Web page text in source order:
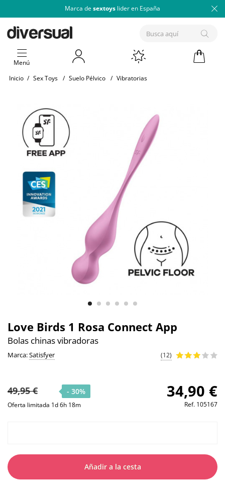
Marca de sextoys lider en España
Menú
Inicio / Sex Toys / Suelo Pélvico / Vibratorias
Love Birds 1 Rosa Connect App
Bolas chinas vibradoras
Marca:Satisfyer (12)
49,95 € - 30% 34,90 €
Oferta limitada 1d 6h 18m Ref. 105167
Añadir a la cesta